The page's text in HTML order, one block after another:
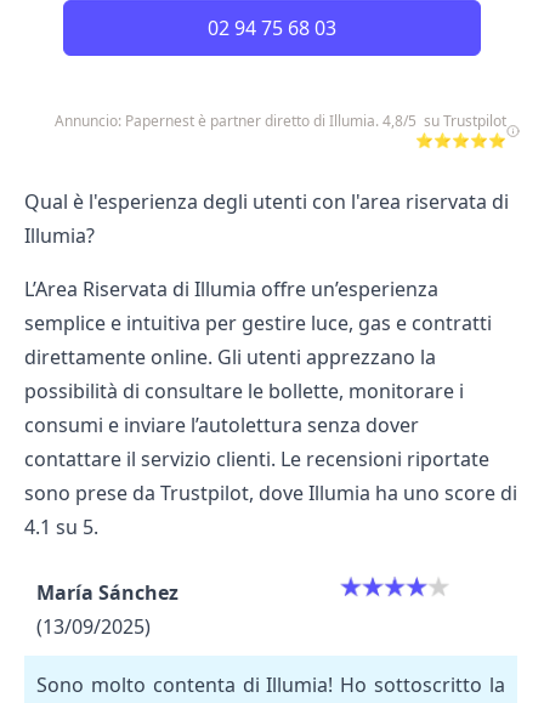
02 94 75 68 03
Annuncio: Papernest è partner diretto di Illumia. 4,8/5 su Trustpilot
⭐⭐⭐⭐⭐
Qual è l'esperienza degli utenti con l'area riservata di
Illumia?
L’Area Riservata di Illumia offre un’esperienza
semplice e intuitiva per gestire luce, gas e contratti
direttamente online. Gli utenti apprezzano la
possibilità di consultare le bollette, monitorare i
consumi e inviare l’autolettura senza dover
contattare il servizio clienti. Le recensioni riportate
sono prese da Trustpilot, dove Illumia ha uno score di
4.1 su 5.
María Sánchez
(13/09/2025)
Sono molto contenta di Illumia! Ho sottoscritto la